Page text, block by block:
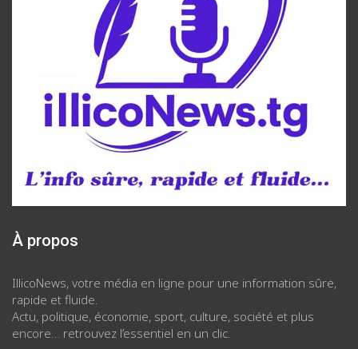
À propos
IllicoNews, votre média en ligne pour une information sûre,
rapide et fluide.
Actu, politique, économie, sport, culture, société et plus
encore… retrouvez l’essentiel en un clic.